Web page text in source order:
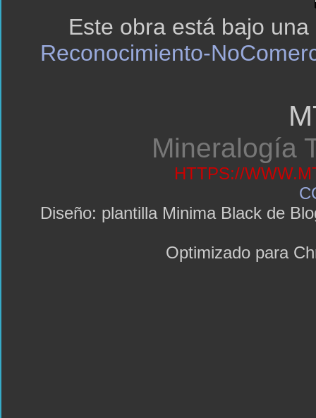
Este obra está bajo una
Reconocimiento-
Mineralogía
HTTPS://
Diseño: plantilla Minima Black de
Optimizado para